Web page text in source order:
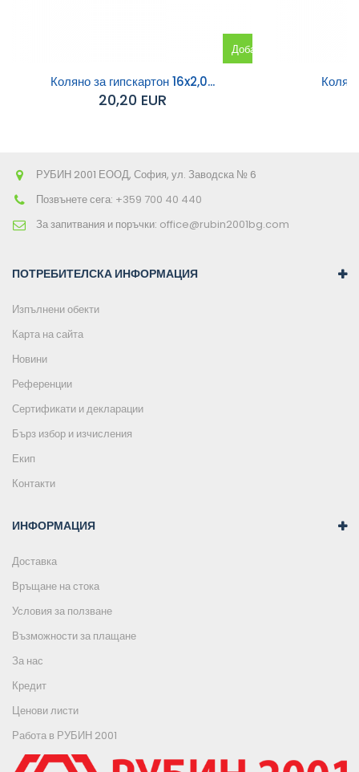
Добавяне
Коляно за гипскартон 16x2,0...
20,20 EUR
РУБИН 2001 ЕООД, София, ул. Заводска № 6
Позвънете сега: +359 700 40 440
За запитвания и поръчки: office@rubin2001bg.com
ПОТРЕБИТЕЛСКА ИНФОРМАЦИЯ
Изпълнени обекти
Карта на сайта
Новини
Референции
Сертификати и декларации
Бърз избор и изчисления
Екип
Контакти
ИНФОРМАЦИЯ
Доставка
Връщане на стока
Условия за ползване
Възможности за плащане
За нас
Кредит
Ценови листи
Работа в РУБИН 2001